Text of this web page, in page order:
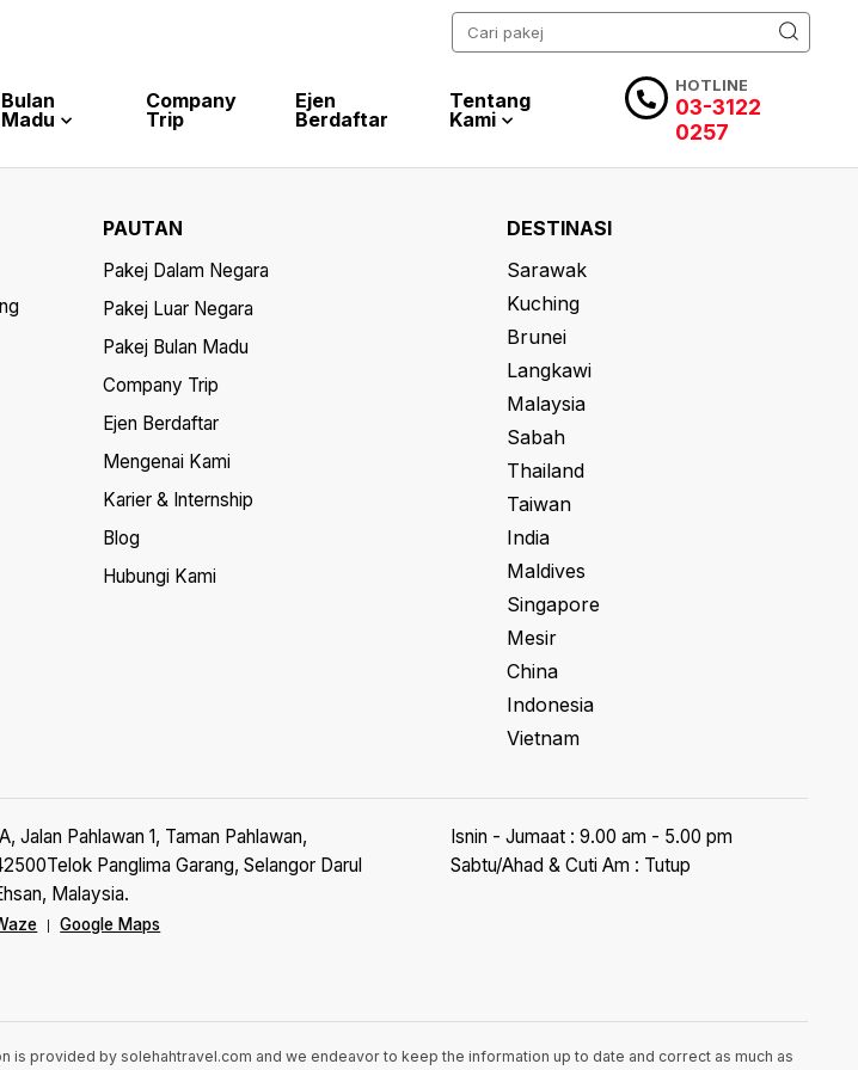
Bulan
Madu
Company
Trip
Ejen
Berdaftar
Tentang
Kami
HOTLINE
03-3122
0257
PAUTAN
Pakej Dalam Negara
Pakej Luar Negara
Pakej Bulan Madu
Company Trip
Ejen Berdaftar
Mengenai Kami
Karier & Internship
Blog
Hubungi Kami
DESTINASI
Sarawak
Kuching
Brunei
Langkawi
Malaysia
Sabah
Thailand
Taiwan
India
Maldives
Singapore
Mesir
China
Indonesia
Vietnam
Jalan Pahlawan 1, Taman Pahlawan,
Panglima Garang, Selangor Darul
Malaysia.
Google Maps
Isnin - Jumaat : 9.00 am - 5.00 pm
Sabtu/Ahad & Cuti Am : Tutup
provided by solehahtravel.com and we endeavor to keep the information up to date and correct as much as